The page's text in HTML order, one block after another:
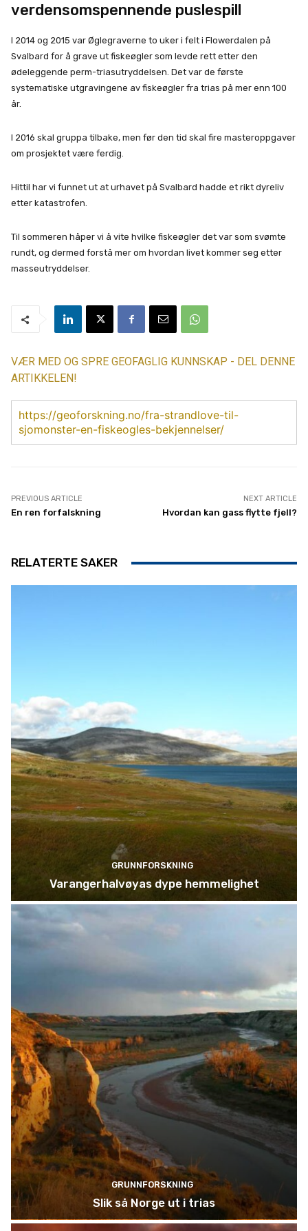
verdensomspennende puslespill
I 2014 og 2015 var Øglegraverne to uker i felt i Flowerdalen på
Svalbard for å grave ut fiskeøgler som levde rett etter den
ødeleggende perm-triasutryddelsen. Det var de første
systematiske utgravingene av fiskeøgler fra trias på mer enn 100
år.
I 2016 skal gruppa tilbake, men før den tid skal fire masteroppgaver
om prosjektet være ferdig.
Hittil har vi funnet ut at urhavet på Svalbard hadde et rikt dyreliv
etter katastrofen.
Til sommeren håper vi å vite hvilke fiskeøgler det var som svømte
rundt, og dermed forstå mer om hvordan livet kommer seg etter
masseutryddelser.
VÆR MED OG SPRE GEOFAGLIG KUNNSKAP - DEL DENNE
ARTIKKELEN!
https://geoforskning.no/fra-strandlove-til-
sjomonster-en-fiskeogles-bekjennelser/
PREVIOUS ARTICLE
En ren forfalskning
NEXT ARTICLE
Hvordan kan gass flytte fjell?
RELATERTE SAKER
GRUNNFORSKNING
Varangerhalvøyas dype hemmelighet
GRUNNFORSKNING
Slik så Norge ut i trias